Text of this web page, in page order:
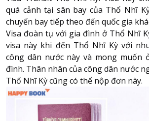
quá cảnh tại sân bay của Thổ Nhĩ
chuyến bay tiếp theo đến quốc gia
Visa đoàn tụ với gia đình ở Thổ Nhĩ
visa này khi đến Thổ Nhĩ Kỳ với
công dân nước này và mong muốn
đình. Thân nhân của công dân nước
Thổ Nhĩ Kỳ cũng có thể nộp đơn này.